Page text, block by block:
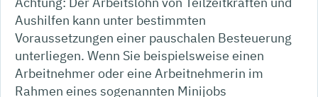
Aushilfen kann unter bestimmten
Voraussetzungen einer pauschalen Besteuerung
unterliegen. Wenn Sie beispielsweise einen
Arbeitnehmer oder eine Arbeitnehmerin im
Rahmen eines sogenannten Minijobs